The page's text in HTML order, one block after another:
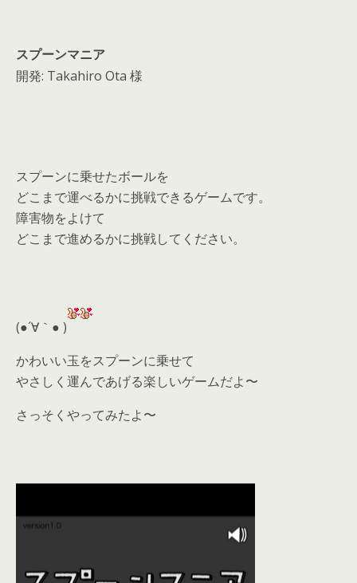
スプーンマニア
開発: Takahiro Ota 様
スプーンに乗せたボールを
どこまで運べるかに挑戦できるゲームです。
障害物をよけて
どこまで進めるかに挑戦してください。
(●´∀｀● )
かわいい玉をスプーンに乗せて
やさしく運んであげる楽しいゲームだよ〜
さっそくやってみたよ〜